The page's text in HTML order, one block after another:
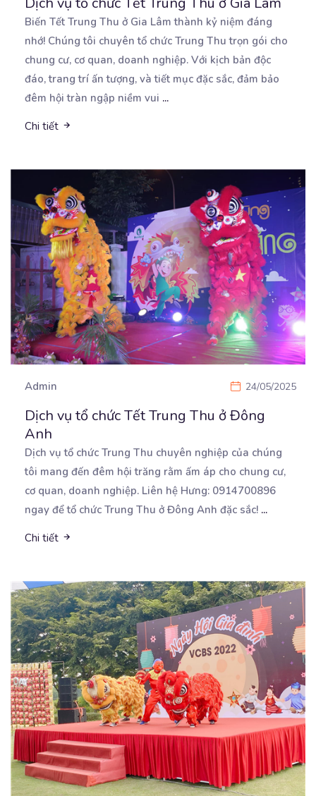
Biến Tết Trung Thu ở Gia Lâm thành kỷ niệm đáng
nhớ! Chúng tôi chuyên tổ chức Trung Thu trọn gói cho
chung cư, cơ quan, doanh nghiệp. Với kịch bản độc
đáo, trang trí ấn tượng, và tiết mục đặc sắc, đảm bảo
đêm hội tràn ngập niềm vui ...
Chi tiết
Admin 24/05/2025
Dịch vụ tổ chức Tết Trung Thu ở Đông
Anh
Dịch vụ tổ chức Trung Thu chuyên nghiệp của chúng
tôi mang đến đêm hội trăng rằm ấm áp cho chung cư,
cơ quan, doanh nghiệp. Liên hệ Hưng: 0914700896
ngay để tổ chức Trung Thu ở Đông Anh đặc sắc! ...
Chi tiết